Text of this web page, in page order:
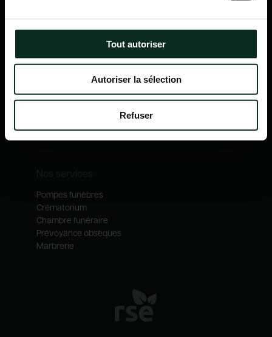
Tout autoriser
Autoriser la sélection
Refuser
Navigation
Qui sommes-nous ?
Notre catalogue
Nos métiers
Pompes funèbres
Crématorium
Chambre funéraire
Prévoyance obsèques
Marbrerie